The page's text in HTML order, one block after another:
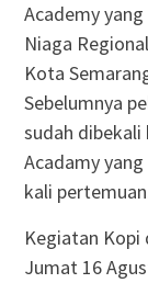
Academy
Niaga
Kota
Sebelumnya
sudah
Acadamy
kali
Kegiatan Kopi
Jumat 16